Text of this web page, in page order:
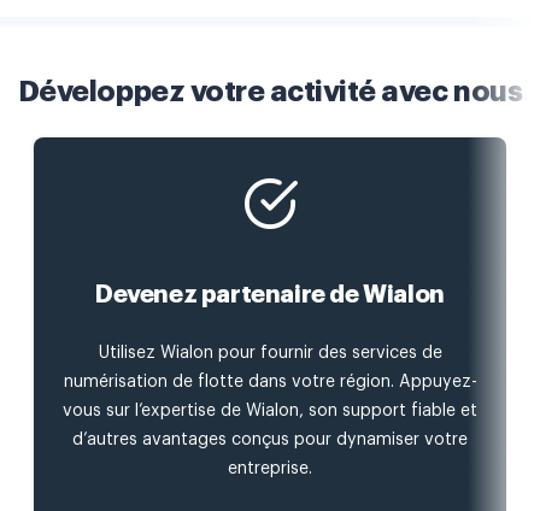
Développez votre activité avec nous
Devenez partenaire de Wialon
Utilisez Wialon pour fournir des services de
numérisation de flotte dans votre région. Appuyez-
vous sur l’expertise de Wialon, son support fiable et
d’autres avantages conçus pour dynamiser votre
entreprise.